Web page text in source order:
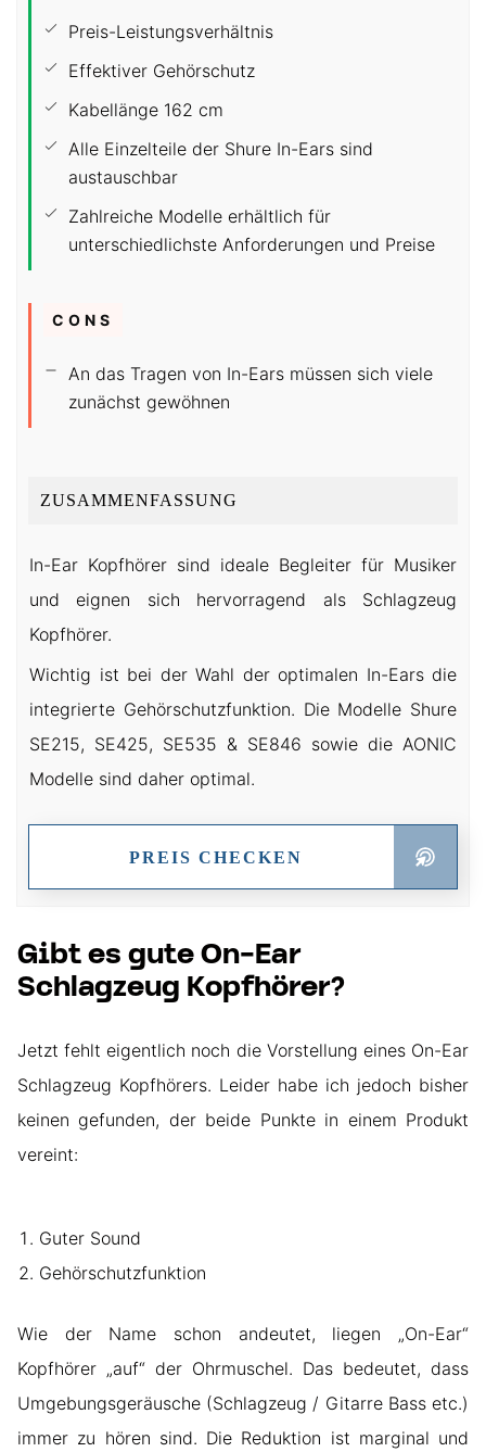
Preis-Leistungsverhältnis
Effektiver Gehörschutz
Kabellänge 162 cm
Alle Einzelteile der Shure In-Ears sind
austauschbar
Zahlreiche Modelle erhältlich für
unterschiedlichste Anforderungen und Preise
CONS
An das Tragen von In-Ears müssen sich viele
zunächst gewöhnen
ZUSAMMENFASSUNG
In-Ear Kopfhörer sind ideale Begleiter für Musiker
und eignen sich hervorragend als Schlagzeug
Kopfhörer.
Wichtig ist bei der Wahl der optimalen In-Ears die
integrierte Gehörschutzfunktion. Die Modelle Shure
SE215, SE425, SE535 & SE846 sowie die AONIC
Modelle sind daher optimal.
PREIS CHECKEN
Gibt es gute On-Ear
Schlagzeug Kopfhörer?
Jetzt fehlt eigentlich noch die Vorstellung eines On-Ear
Schlagzeug Kopfhörers. Leider habe ich jedoch bisher
keinen gefunden, der beide Punkte in einem Produkt
vereint:
Guter Sound
Gehörschutzfunktion
Wie der Name schon andeutet, liegen „On-Ear“
Kopfhörer „auf“ der Ohrmuschel. Das bedeutet, dass
Umgebungsgeräusche (Schlagzeug / Gitarre Bass etc.)
immer zu hören sind. Die Reduktion ist marginal und